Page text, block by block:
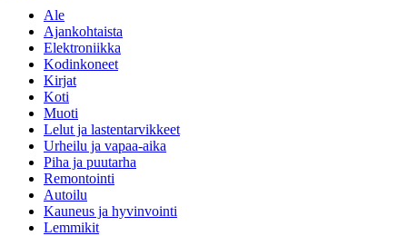
Ale
Ajankohtaista
Elektroniikka
Kodinkoneet
Kirjat
Koti
Muoti
Lelut ja lastentarvikkeet
Urheilu ja vapaa-aika
Piha ja puutarha
Remontointi
Autoilu
Kauneus ja hyvinvointi
Lemmikit